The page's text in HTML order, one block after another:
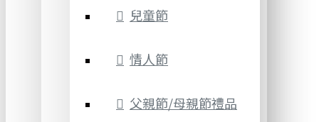
兒童節
情人節
父親節/母親節禮品